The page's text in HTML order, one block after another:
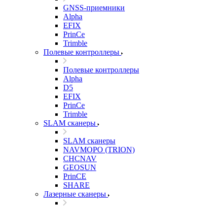
GNSS-приемники
Alpha
EFIX
PrinCe
Trimble
Полевые контроллеры
Полевые контроллеры
Alpha
D5
EFIX
PrinCe
Trimble
SLAM сканеры
SLAM сканеры
NAVMOPO (TRION)
CHCNAV
GEOSUN
PrinCE
SHARE
Лазерные сканеры